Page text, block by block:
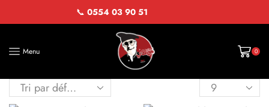
📞 0554 03 90 51
Menu 0